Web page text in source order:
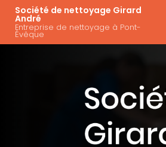
Aller
contenu
principal
Société de nettoyage Girard
André
Entreprise de nettoyage à Pont-
Évêque